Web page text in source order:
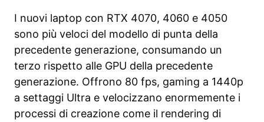
I nuovi laptop con RTX 4070, 4060 e 4050
sono più veloci del modello di punta della
precedente generazione, consumando un
terzo rispetto alle GPU della precedente
generazione. Offrono 80 fps, gaming a 1440p
a settaggi Ultra e velocizzano enormemente i
processi di creazione come il rendering di